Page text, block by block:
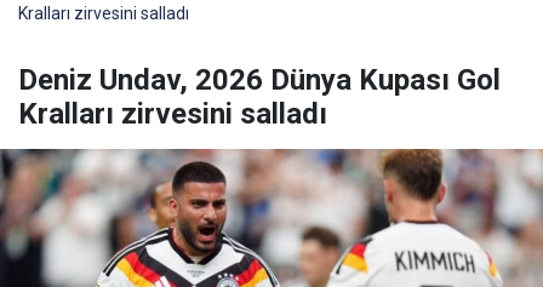
Kralları zirvesini salladı
Deniz Undav, 2026 Dünya Kupası Gol
Kralları zirvesini salladı